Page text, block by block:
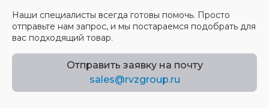
Наши специалисты всегда готовы помочь. Просто
отправьте нам запрос, и мы постараемся подобрать для
вас подходящий товар.
Отправить заявку на почту
sales@rvzgroup.ru